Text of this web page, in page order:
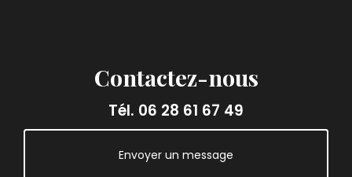
Contactez-nous
Tél. 06 28 61 67 49
Envoyer un message